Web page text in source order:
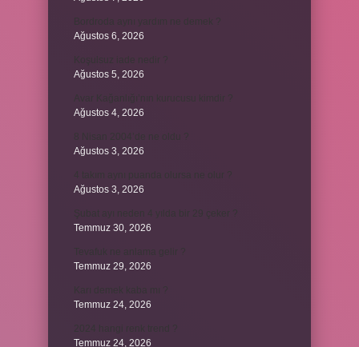
Ağustos 6, 2026
Ağustos 5, 2026
Ağustos 4, 2026
Ağustos 3, 2026
Ağustos 3, 2026
Temmuz 30, 2026
Temmuz 29, 2026
Temmuz 24, 2026
Temmuz 24, 2026